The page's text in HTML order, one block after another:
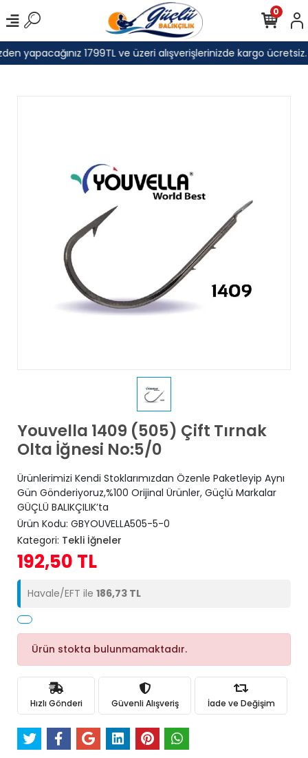
yapacağınız 1799TL ve üzeri alışverişlerinizde kargo ücretsiz.
0
Youvella 1409 (505) Çift Tırnak
Olta İğnesi No:5/0
Ürünlerimizi Kendi Stoklarımızdan Özenle Paketleyip Aynı
Gün Gönderiyoruz,%100 Orijinal Ürünler, Güçlü Markalar
GÜÇLÜ BALIKÇILIK’ta
Ürün Kodu: GBYOUVELLA505-5-0
Kategori: Tekli İğneler
192,50 TL
Havale/EFT ile 186,73 TL
Ürün stokta bulunmamaktadır.
Hızlı Gönderi Güvenli Alışveriş İade ve Değişim